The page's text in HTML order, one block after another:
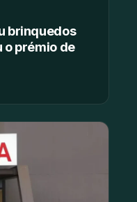
brinquedos
o prémio de